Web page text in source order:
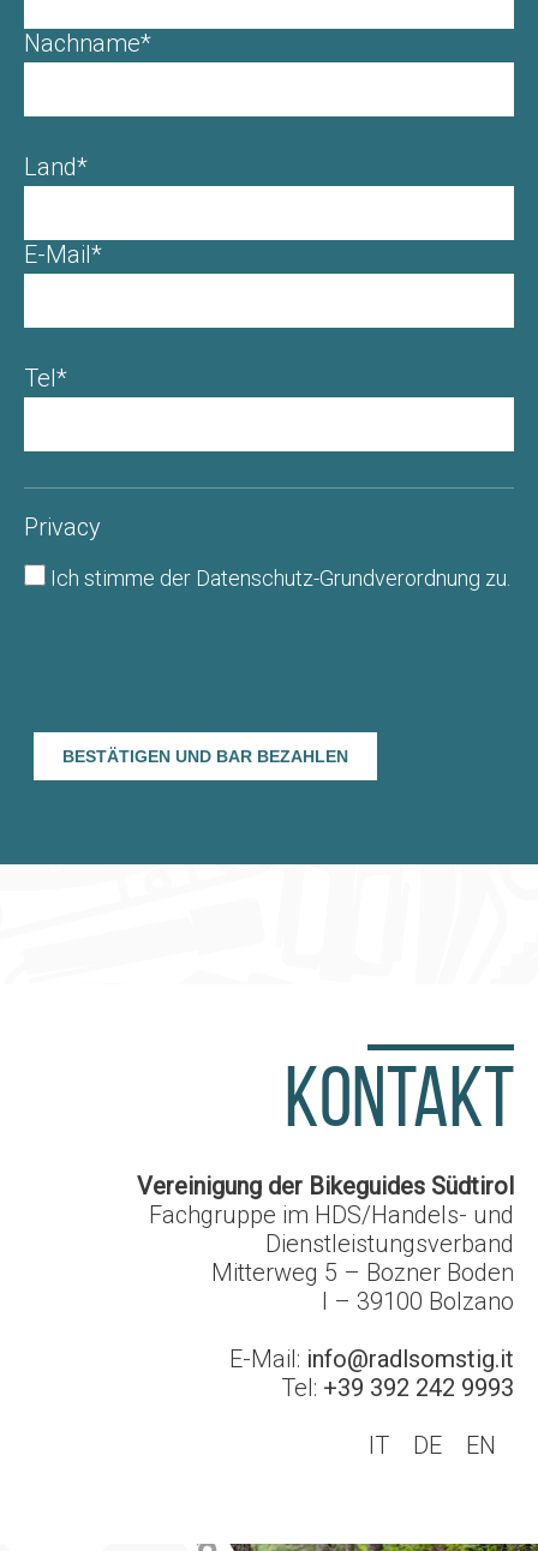
Nachname*
Land*
E-Mail*
Tel*
Privacy
Ich stimme der Datenschutz-Grundverordnung zu.
KONTAKT
Vereinigung der Bikeguides Südtirol
Fachgruppe im HDS/Handels- und
Dienstleistungsverband
Mitterweg 5 – Bozner Boden
I – 39100 Bolzano
E-Mail: info@radlsomstig.it
Tel: +39 392 242 9993
IT
DE EN